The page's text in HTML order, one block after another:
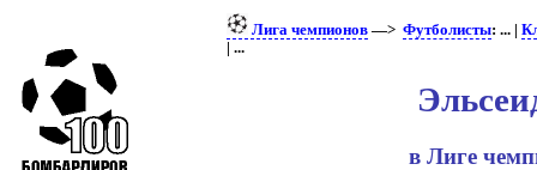
Лига чемпионов —>Футболисты: ... |
| ...
в Лиге